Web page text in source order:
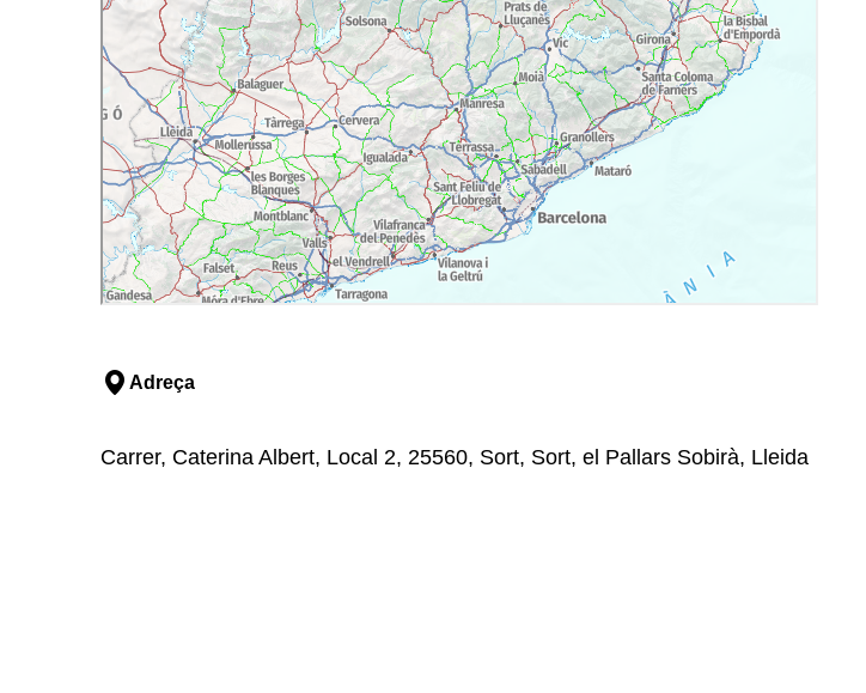
Adreça
Carrer, Caterina Albert, Local 2, 25560, Sort, Sort, el Pallars Sobirà, Lleida